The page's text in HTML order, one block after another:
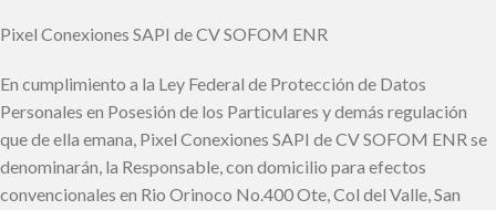
Pixel Conexiones SAPI de CV SOFOM ENR
En cumplimiento a la Ley Federal de Protección de Datos
Personales en Posesión de los Particulares y demás regulación
que de ella emana, Pixel Conexiones SAPI de CV SOFOM ENR se
denominarán, la Responsable, con domicilio para efectos
convencionales en Rio Orinoco No.400 Ote, Col del Valle, San